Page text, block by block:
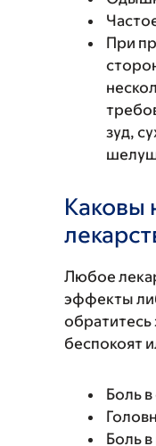
При
зуд,
Каковы
Любое
эффекты
беспокоят
Боль в
Боль